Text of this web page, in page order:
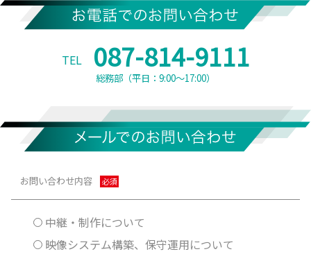
TEL 087-814-9111
総務部 （平日：9:00～17:00）
お問い合わせ内容 必須
中継・制作について
映像システム構築、保守運用について